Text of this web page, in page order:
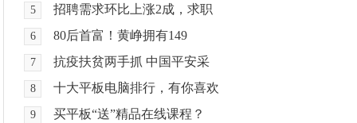
5 招聘需求环比上涨2成，求职
6 80后首富！黄峥拥有149
7 抗疫扶贫两手抓 中国平安采
8 十大平板电脑排行，有你喜欢
9 买平板“送”精品在线课程？